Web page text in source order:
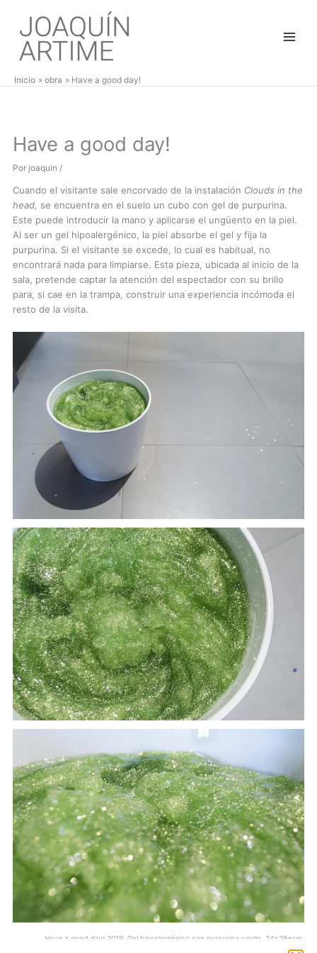
contenido
Inicio obra Have a good day!
Have a good day!
Por joaquin/
Cuando el visitante sale encorvado de la instalación Clouds in the
head, se encuentra en el suelo un cubo con gel de purpurina.
Este puede introducir la mano y aplicarse el ungüento en la piel.
Al ser un gel hipoalergénico, la piel absorbe el gel y fija la
purpurina. Si el visitante se excede, lo cual es habitual, no
encontrará nada para limpiarse. Esta pieza, ubicada al inicio de la
sala, pretende captar la atención del espectador con su brillo
para, si cae en la trampa, construir una experiencia incómoda el
resto de la visita.
Have a good day!2019. Gel hipoalergénico con purpurina verde. 24×28øcm.